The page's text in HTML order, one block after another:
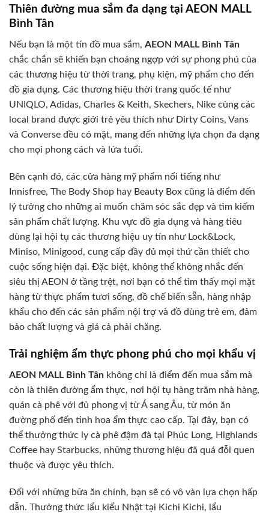
Thiên đường mua sắm đa dạng tại AEON MALL
Bình Tân
Nếu bạn là một tín đồ mua sắm, AEON MALL Bình Tân
chắc chắn sẽ khiến bạn choáng ngợp với sự phong phú của
các thương hiệu từ thời trang, phụ kiện, mỹ phẩm cho đến
đồ gia dụng. Các thương hiệu thời trang quốc tế như
UNIQLO, Adidas, Charles & Keith, Skechers, Nike cùng các
local brand được giới trẻ yêu thích như Dirty Coins, Vans
và Converse đều có mặt, mang đến những lựa chọn đa dạng
cho mọi phong cách và lứa tuổi.
Bên cạnh đó, các cửa hàng mỹ phẩm nổi tiếng như
Innisfree, The Body Shop hay Beauty Box cũng là điểm đến
lý tưởng cho những ai muốn chăm sóc sắc đẹp và tìm kiếm
sản phẩm chất lượng. Khu vực đồ gia dụng và hàng tiêu
dùng lại hội tụ các thương hiệu uy tín như Lock&Lock,
Miniso, Minigood, cung cấp đầy đủ mọi thứ cần thiết cho
cuộc sống hiện đại. Đặc biệt, không thể không nhắc đến
siêu thị AEON ở tầng trệt, nơi bạn có thể tìm thấy mọi mặt
hàng từ thực phẩm tươi sống, đồ chế biến sẵn, hàng nhập
khẩu cho đến các sản phẩm nội trợ và đồ dùng trẻ em, đảm
bảo chất lượng và giá cả phải chăng.
Trải nghiệm ẩm thực phong phú cho mọi khẩu vị
AEON MALL Bình Tân không chỉ là điểm đến mua sắm mà
còn là thiên đường ẩm thực, nơi hội tụ hàng trăm nhà hàng,
quán cà phê với đủ phong vị từ Á sang Âu, từ món ăn
đường phố đến tinh hoa ẩm thực cao cấp. Tại đây, bạn có
thể thưởng thức ly cà phê đậm đà tại Phúc Long, Highlands
Coffee hay Starbucks, những thương hiệu đã quá đỗi quen
thuộc và được yêu thích.
Đối với những bữa ăn chính, bạn sẽ có vô vàn lựa chọn hấp
dẫn. Thưởng thức lẩu kiểu Nhật tại Kichi Kichi, lẩu